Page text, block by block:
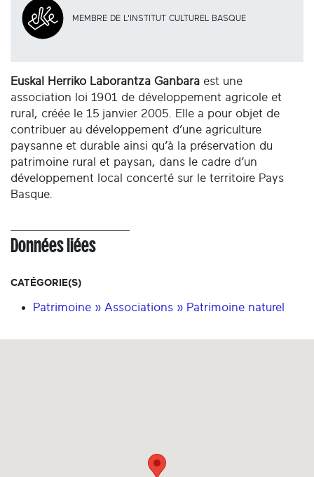
MEMBRE DE L'INSTITUT CULTUREL BASQUE
Euskal Herriko Laborantza Ganbara est une
association loi 1901 de développement agricole et
rural, créée le 15 janvier 2005. Elle a pour objet de
contribuer au développement d’une agriculture
paysanne et durable ainsi qu’à la préservation du
patrimoine rural et paysan, dans le cadre d’un
développement local concerté sur le territoire Pays
Basque.
Données liées
CATÉGORIE(S)
Patrimoine » Associations » Patrimoine naturel